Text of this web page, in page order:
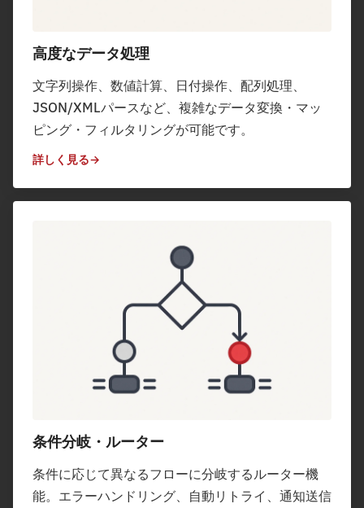
高度なデータ処理
文字列操作、数値計算、日付操作、配列処理、
JSON/XMLパースなど、複雑なデータ変換・マッ
ピング・フィルタリングが可能です。
詳しく見る
条件分岐・ルーター
条件に応じて異なるフローに分岐するルーター機
能。エラーハンドリング、自動リトライ、通知送信